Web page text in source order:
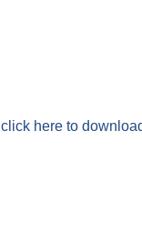
click here to